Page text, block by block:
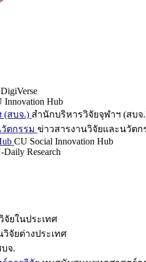
Innovation Hub
(สบจ.) สำนักบริหารวิจัยจุฬาฯ (สบจ
ตกรรม ข่าวสารงานวิจัยและนวัตก
CU Social Innovation Hub
Daily Research
จัยในประเทศ
จัยต่างประเทศ
จ.